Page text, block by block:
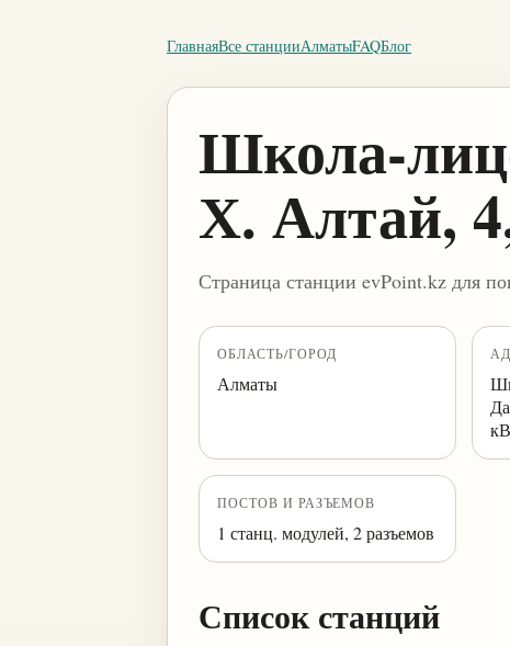
ГлавнаяВсе станцииАлматыFAQБлог
Школа-
Х. Алтай,
Страница станции evPoint.kz для
ОБЛАСТЬ/ГОРОД
Алматы
ПОСТОВ И РАЗЪЕМОВ
1 станц. модулей, 2 разъемов
Список станций